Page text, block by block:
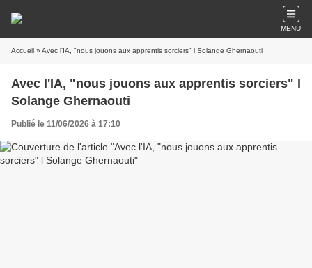
MENU
Accueil » Avec l'IA, "nous jouons aux apprentis sorciers" l Solange Ghernaouti
Avec l'IA, "nous jouons aux apprentis sorciers" l
Solange Ghernaouti
Publié le 11/06/2026 à 17:10